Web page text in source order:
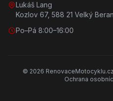
Lukáš Lang
Kozlov 67, 588 21 Velký
Po–Pá 8:00–16:00
© 2026
Ochrana